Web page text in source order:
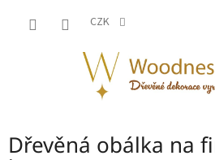
CZK
Dřevěná obálka na